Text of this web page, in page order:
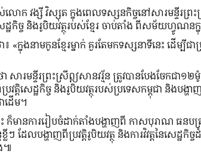
ស់លោក វង្សី វិស្សុត ក្នុងពេលទស្សនកិច្ចនៅសារមន្ទីរព្រ
ដ្ឋកិច្ច និងរូបិយវត្ថុរបស់ខ្មែរ ចាប់តាំង ពីសម័យហ្វូណនក្
«ក្នុងនាមកូនខ្មែរម្នាក់ គួរតែមកទស្សនាទីនេះ ដើម្
សារមន្ទីរព្រះស្រីឦសានវរ្ម័ន ត្រូវបានបែងចែក
វត្តិសេដ្ឋកិច្ច និងរូបិយវត្ថុរបស់ប្រទេសកម្ពុជា និងបង្
ដើម។
ះ ក៏មានការរៀបចំដាក់តាំងបង្ហាញពី កាសបុរាណ ធន
ខ្លីៗ ដែលបង្ហាញពីប្រវត្តិរូបិយវត្ថុ និងការវិវត្តនៃស
៕